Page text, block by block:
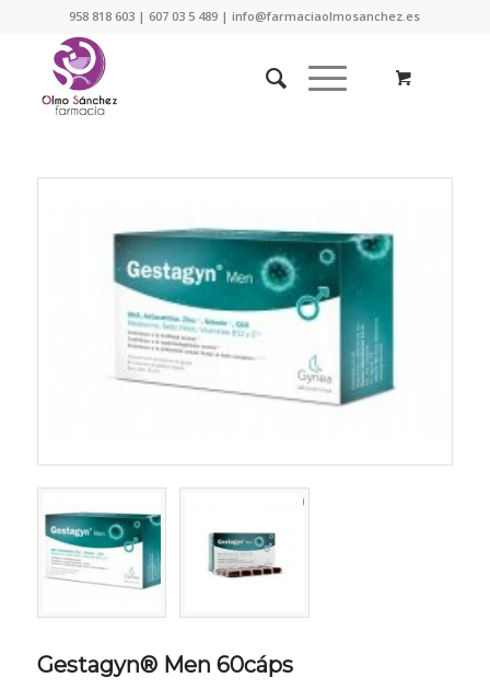
958 818 603 | 607 03 5 489 | info@farmaciaolmosanchez.es
Gestagyn® Men 60cáps